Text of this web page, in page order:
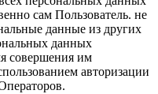
сам Пользователь. не
данные из других
данных
совершения им
авторизации